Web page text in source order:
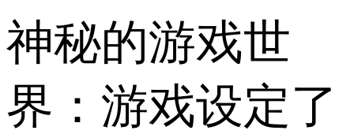
神秘的游戏世
界：游戏设定了